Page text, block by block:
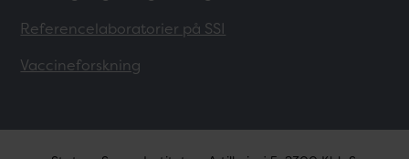
Referencelaboratorier på SSI
Vaccineforskning